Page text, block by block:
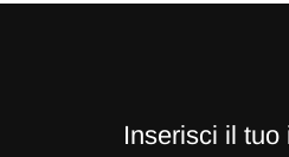
Inserisci il